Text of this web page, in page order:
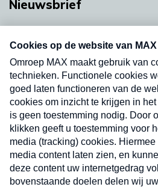
Nieuwsbrief
nieuwsbrief. Elke vrijdag- en
uw mailbox.